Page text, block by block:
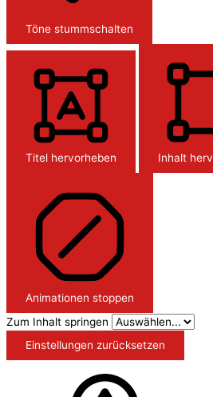
Töne stummschalten
Titel hervorheben Inhalt
Animationen stoppen
Zum Inhalt springen
Einstellungen zurücksetzen